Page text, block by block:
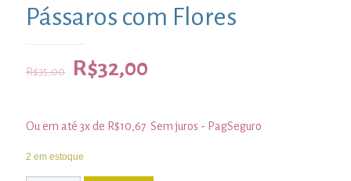
Pássaros com Flores
R$35,00 R$32,00
Ou em até 3x de R$10,67 Sem juros - PagSeguro
2 em estoque